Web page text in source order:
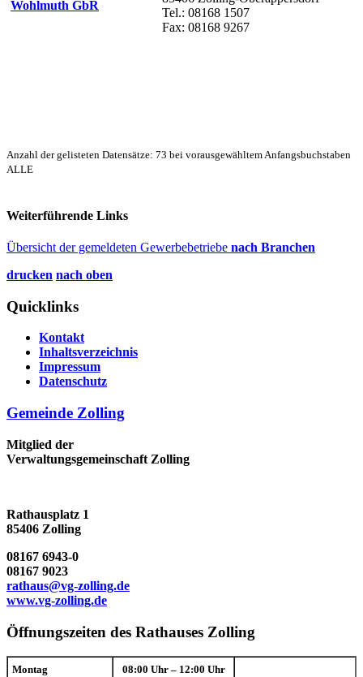
Wohlmuth GbR
Tel.: 08168 1507
Fax: 08168 9267
Anzahl der gelisteten Datensätze: 73 bei vorausgewähltem Anfangsbuchstaben
ALLE
Weiterführende Links
Übersicht der gemeldeten Gewerbebetriebe nach Branchen
drucken nach oben
Quicklinks
Kontakt
Inhaltsverzeichnis
Impressum
Datenschutz
Gemeinde Zolling
Mitglied der
Verwaltungsgemeinschaft Zolling
Rathausplatz 1
85406 Zolling
08167 6943-0
08167 9023
rathaus@vg-zolling.de
www.vg-zolling.de
Öffnungszeiten des Rathauses Zolling
Montag 08:00 Uhr – 12:00 Uhr